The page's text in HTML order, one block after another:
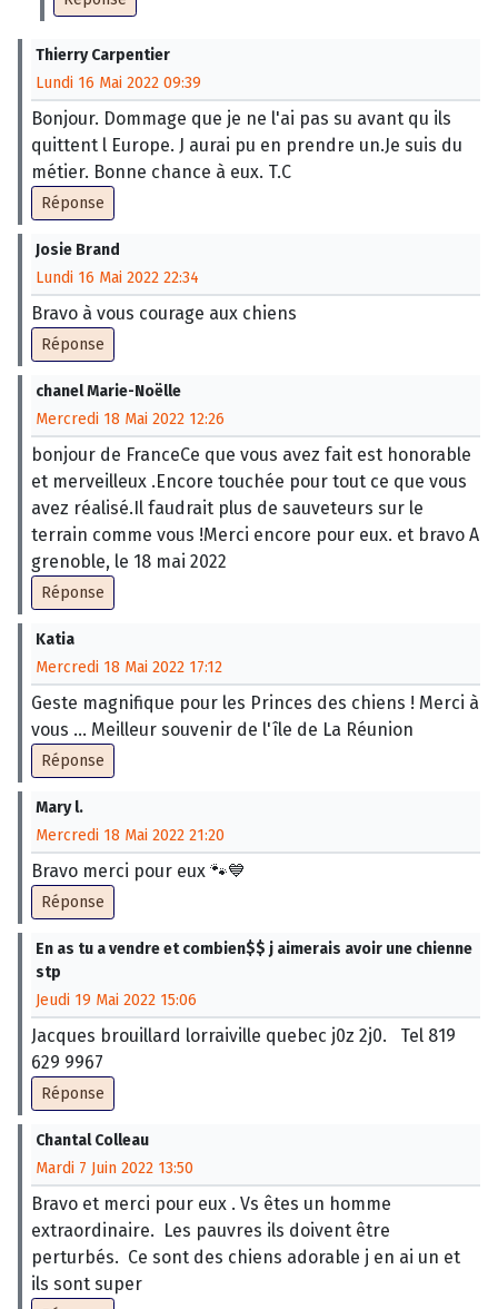
Thierry Carpentier
Lundi 16 Mai 2022 09:39
Bonjour. Dommage que je ne l'ai pas su avant qu ils
quittent l Europe. J aurai pu en prendre un.Je suis du
métier. Bonne chance à eux. T.C
Réponse
Josie Brand
Lundi 16 Mai 2022 22:34
Bravo à vous courage aux chiens
Réponse
chanel Marie-Noëlle
Mercredi 18 Mai 2022 12:26
bonjour de FranceCe que vous avez fait est honorable
et merveilleux .Encore touchée pour tout ce que vous
avez réalisé.Il faudrait plus de sauveteurs sur le
terrain comme vous !Merci encore pour eux. et bravo A
grenoble, le 18 mai 2022
Réponse
Katia
Mercredi 18 Mai 2022 17:12
Geste magnifique pour les Princes des chiens ! Merci à
vous ... Meilleur souvenir de l'île de La Réunion
Réponse
Mary l.
Mercredi 18 Mai 2022 21:20
Bravo merci pour eux 🐾💙
Réponse
En as tu a vendre et combien$$ j aimerais avoir une chienne
stp
Jeudi 19 Mai 2022 15:06
Jacques brouillard lorraiville quebec j0z 2j0. Tel 819
629 9967
Réponse
Chantal Colleau
Mardi 7 Juin 2022 13:50
Bravo et merci pour eux . Vs êtes un homme
extraordinaire. Les pauvres ils doivent être
perturbés. Ce sont des chiens adorable j en ai un et
ils sont super